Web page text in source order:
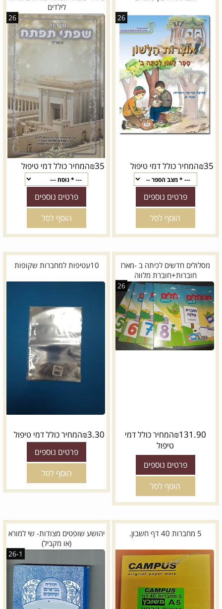
26
₪35 המחיר כולל דמי טיפול
פרטים נוספים
הוסף לסל
לילדים
26
₪35 המחיר כולל דמי טיפול
פרטים נוספים
הוסף לסל
מסלולים חדשים לכיתה ב -מארז
חוברות+חוברת מלווה
26
₪131.90 המחיר כולל דמי
טיפול
פרטים נוספים
הוסף לסל
10עטיפות למחברות שקופות
₪3.30 המחיר כולל דמי טיפול
פרטים נוספים
הוסף לסל
5 מחברות 40 דף חשבון.
יהושע שופטים מצודות- שי למורא
(או מקביל)
26-1